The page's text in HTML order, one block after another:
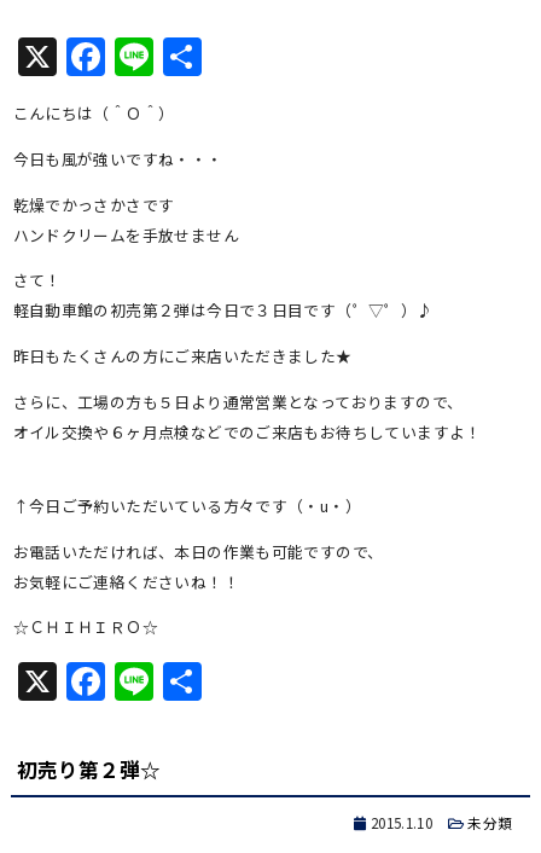
X Facebook
Line共
こんにちは（＾Ｏ＾）
今日も風が強いですね・・・
乾燥でかっさかさです
ハンドクリームを手放せません
さて！
軽自動車館の初売第２弾は今日で３日目です（゜▽゜）♪
昨日もたくさんの方にご来店いただきました★
さらに、工場の方も５日より通常営業となっておりますので、
オイル交換や６ヶ月点検などでのご来店もお待ちしていますよ！
↑今日ご予約いただいている方々です（・u・）
お電話いただければ、本日の作業も可能ですので、
お気軽にご連絡くださいね！！
☆ＣＨＩＨＩＲＯ☆
X Facebook
Line共
初売り第２弾☆
2015.1.10 未分類